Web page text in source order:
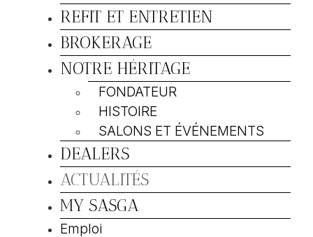
REFIT ET ENTRETIEN
BROKERAGE
NOTRE HÉRITAGE
FONDATEUR
HISTOIRE
SALONS ET ÉVÉNEMENTS
DEALERS
ACTUALITÉS
MY SASGA
Emploi